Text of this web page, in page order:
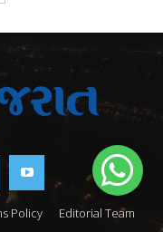
Policy Editorial Team